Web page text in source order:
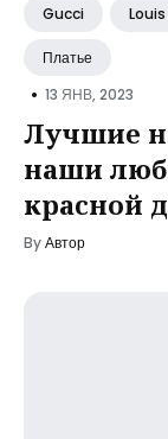
Gucci
Платье
• 13 ЯНВ, 2023
Лучшие
наши
красной
ByАвтор